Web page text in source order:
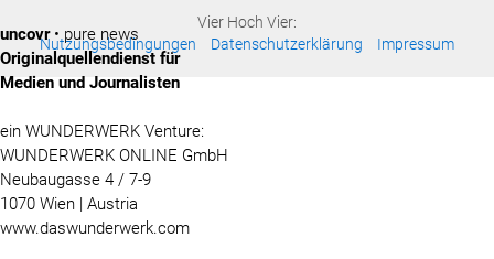
Vier Hoch Vier:
Nutzungsbedingungen
Datenschutzerklärung Impressum
uncovr• pure news
Originalquellendienst für
Medien und Journalisten
ein WUNDERWERK Venture:
WUNDERWERK ONLINE GmbH
Neubaugasse 4 / 7-9
1070 Wien | Austria
www.daswunderwerk.com